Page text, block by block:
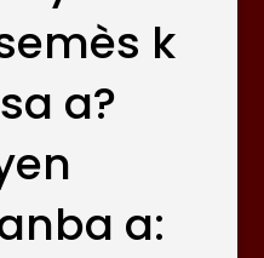
k
a?
a: